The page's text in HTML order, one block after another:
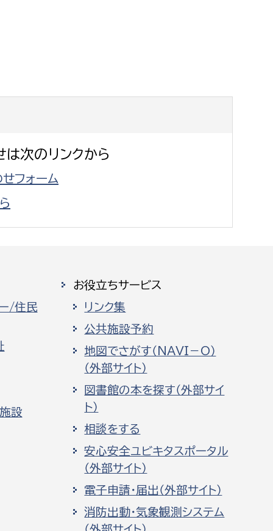
次のリンクから
フォーム
/住民
設
お役立ちサービス
リンク集
公共施設予約
地図でさがす（NAVI－O）
（外部サイト）
図書館の本を探す（外部サイ
ト）
相談をする
安心安全ユビキタスポータル
（外部サイト）
電子申請・届出（外部サイト）
消防出動・気象観測システム